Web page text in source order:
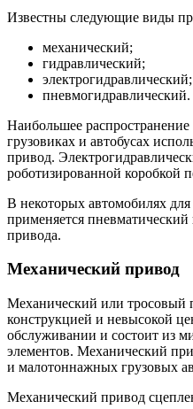
Известны следующие виды
механический;
гидравлический;
электрогидравлический;
пневмогидравлический.
Наибольшее
грузовиках и автобусах
привод.
роботизированной коробкой
В некоторых автомобилях
применяется
привода.
Механический привод
Механический или тросовый
конструкцией и невысокой
обслуживании и состоит из
элементов. Механический
и малотоннажных грузовых
Механический привод